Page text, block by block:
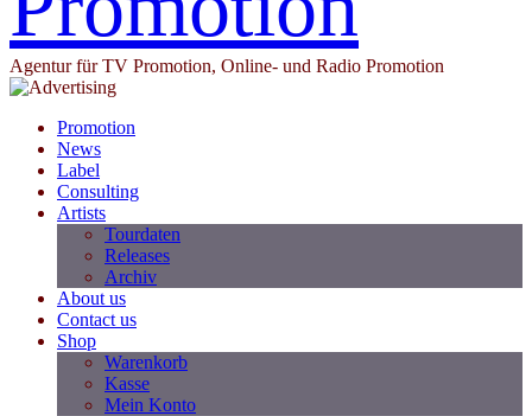
Agentur für TV Promotion, Online- und Radio Promotion
Promotion
News
Label
Consulting
Artists
Tourdaten
Releases
Archiv
About us
Contact us
Shop
Warenkorb
Kasse
Mein Konto